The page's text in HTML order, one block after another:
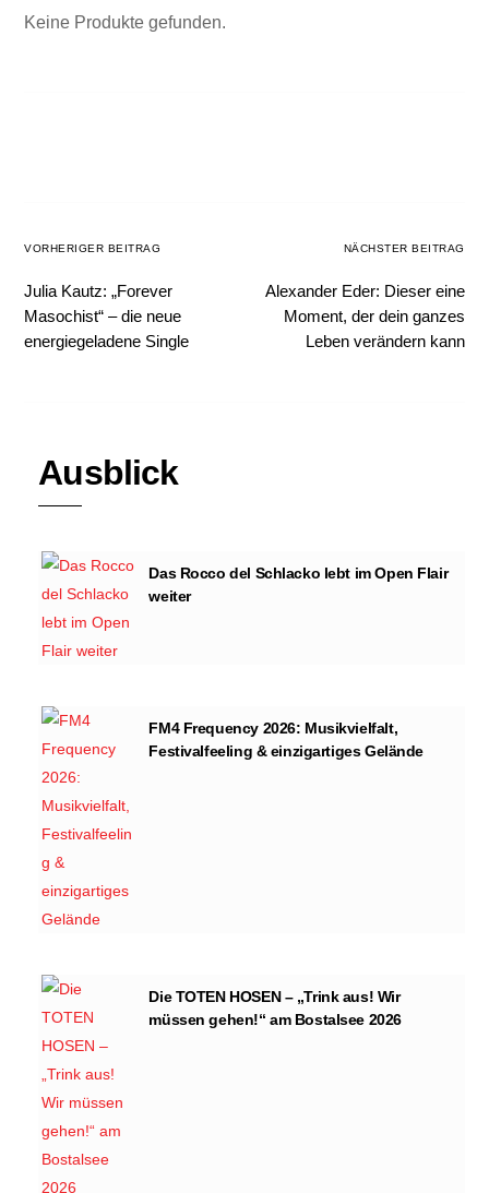
Keine Produkte gefunden.
VORHERIGER BEITRAG
Julia Kautz: „Forever
Masochist“ – die neue
energiegeladene Single
NÄCHSTER BEITRAG
Alexander Eder: Dieser eine
Moment, der dein ganzes
Leben verändern kann
Ausblick
Das Rocco del Schlacko lebt im Open Flair
weiter
FM4 Frequency 2026: Musikvielfalt,
Festivalfeeling & einzigartiges Gelände
Die TOTEN HOSEN – „Trink aus! Wir
müssen gehen!“ am Bostalsee 2026